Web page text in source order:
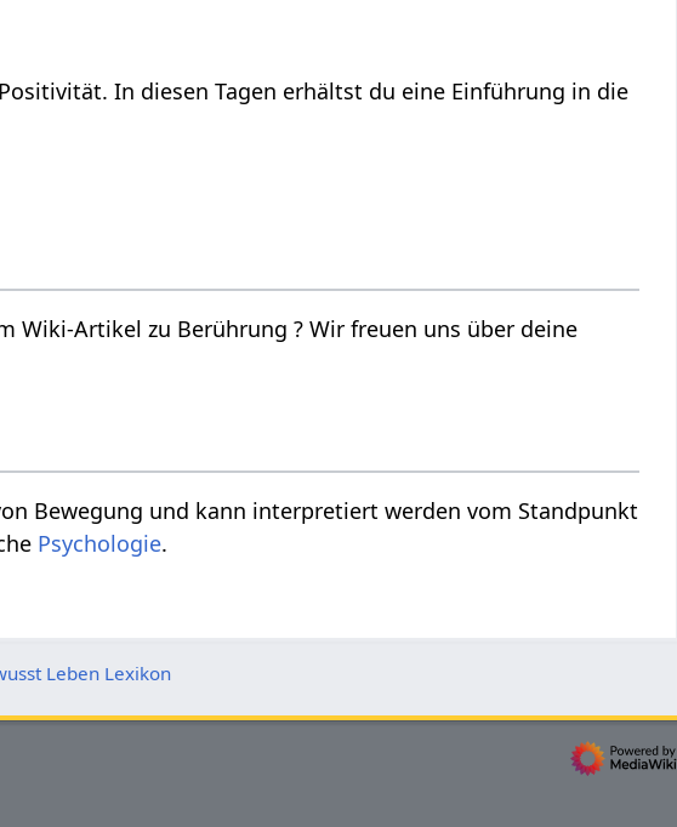
In diesen Tagen erhältst du eine Einführung in die
? Wir freuen uns über deine
Psychologie.
Leben Lexikon